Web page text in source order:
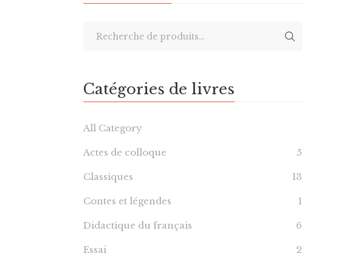
Catégories de livres
All Category
Actes de colloque 5
Classiques 13
Contes et légendes 1
Didactique du français 6
Essai 2